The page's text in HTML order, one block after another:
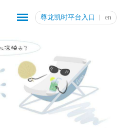
尊龙凯时平台入口 en